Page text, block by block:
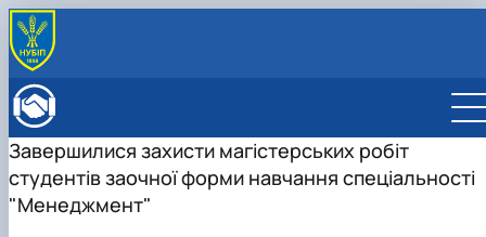
Administration
EDUCATIONAL ACTIVITIES
Bachelor's degree
Master's degree
ENROLLMENT
General information
INTERNATIONAL ACTIVITIES
Завершилися захисти магістерських робіт
студентів заочної форми навчання cпеціальності
"Менеджмент"